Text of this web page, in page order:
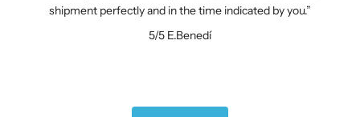
shipment perfectly and in the time indicated by you.
5/5 E.Benedí